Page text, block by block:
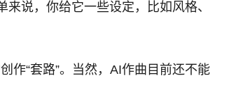
说，你给它一些设定，比如风格、
作“套路”。当然，AI作曲目前还不能